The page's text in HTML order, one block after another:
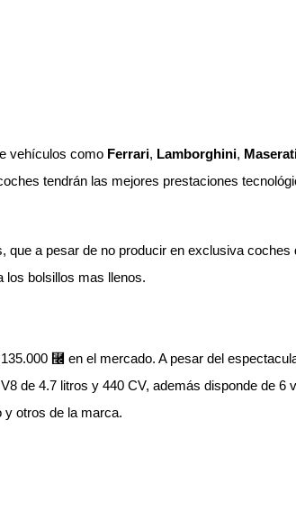
vehículos como Ferrari, Lamborghini,
tendrán las mejores prestaciones
que a pesar de no producir en exclusiva coches
los bolsillos mas llenos.
⿬ en el mercado. A pesar del
de 4.7 litros y 440 CV, además disponde de 6
y otros de la marca.